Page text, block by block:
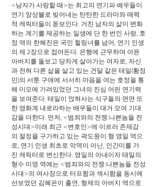
<남자가 사랑할 때>는 최고의 연기파 배우들이
연기 앙상블로 빚어내는 탄탄한 드라마와 매력
적 캐릭터들이 돋보인다. 거친 남자의 삶이 변화
하는 계기를 제공하는 일생에 단 한 번인 사랑, 호
정 역의 한혜진은 국민 힐링녀를 넘어, 연기 인생
의 제 2장으로 접어든다. 은행에 근무하며 아픈
아버지를 돌보고 당차게 살아가는 여자로, 자신
과 전혀 다른 삶을 살고 있는 건달 같은 태일(황정
민)의 서툰 구애에 서서히 마음을 여는 호정을 통
해 미모에 가려있었던 그녀의 진심 어린 연기력
을 보여준다. 태일이 얹혀사는 식구들의 면면 또
한 영화계 내로라하는 배우들이 대거 모여 기대
감을 더한다. 먼저, <범죄와의 전쟁:나쁜놈들 전
성시대>이래 최근 <변호인>에 이르러 존재감
의 절정을 구가하고 있는 곽도원이 형 영일 역으
로, 연기 인생 최초로 악역이 아닌, 인간미를 가
진 캐릭터로 변신한다. 영일의 아내이자 태일의
형수 미영 역에는 <범죄와의 전쟁:나쁜놈들 전성
시대>의 여사장으로 터프함과 섹시함을 동시에
선보였던 김혜은이 출연, 형제의 아버지 역으로